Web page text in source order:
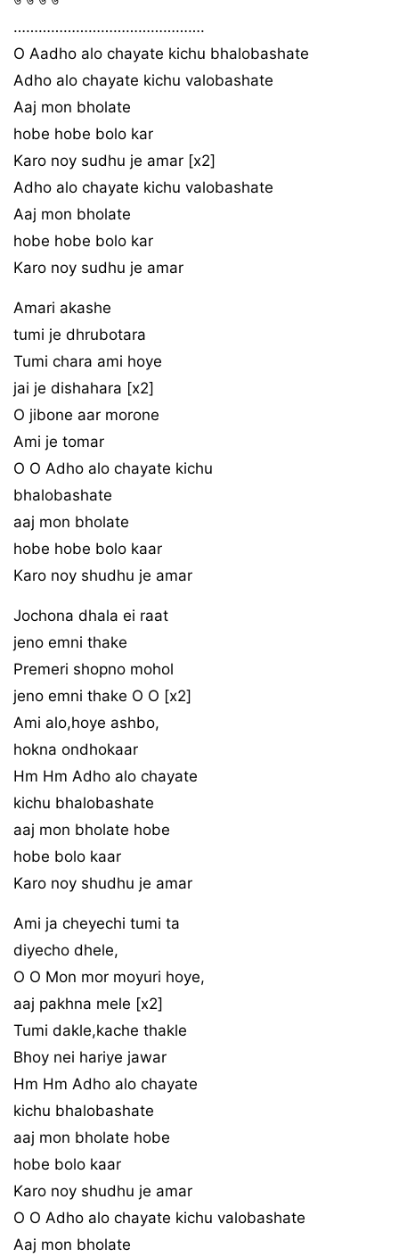
……………………………………….
O Aadho alo chayate kichu bhalobashate
Adho alo chayate kichu valobashate
Aaj mon bholate
hobe hobe bolo kar
Karo noy sudhu je amar [x2]
Adho alo chayate kichu valobashate
Aaj mon bholate
hobe hobe bolo kar
Karo noy sudhu je amar
Amari akashe
tumi je dhrubotara
Tumi chara ami hoye
jai je dishahara [x2]
O jibone aar morone
Ami je tomar
O O Adho alo chayate kichu
bhalobashate
aaj mon bholate
hobe hobe bolo kaar
Karo noy shudhu je amar
Jochona dhala ei raat
jeno emni thake
Premeri shopno mohol
jeno emni thake O O [x2]
Ami alo,hoye ashbo,
hokna ondhokaar
Hm Hm Adho alo chayate
kichu bhalobashate
aaj mon bholate hobe
hobe bolo kaar
Karo noy shudhu je amar
Ami ja cheyechi tumi ta
diyecho dhele,
O O Mon mor moyuri hoye,
aaj pakhna mele [x2]
Tumi dakle,kache thakle
Bhoy nei hariye jawar
Hm Hm Adho alo chayate
kichu bhalobashate
aaj mon bholate hobe
hobe bolo kaar
Karo noy shudhu je amar
O O Adho alo chayate kichu valobashate
Aaj mon bholate